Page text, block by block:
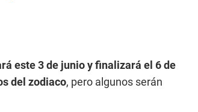
este 3 de junio y finalizará el 6 de
del zodiaco, pero algunos serán